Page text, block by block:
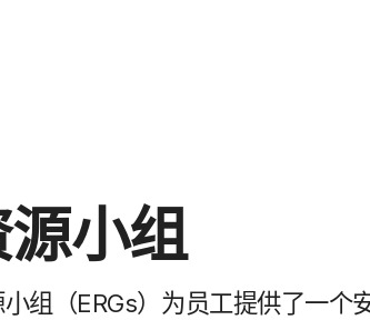
小​组
组​（ERGs）​为​员工​提供​了​一​个​